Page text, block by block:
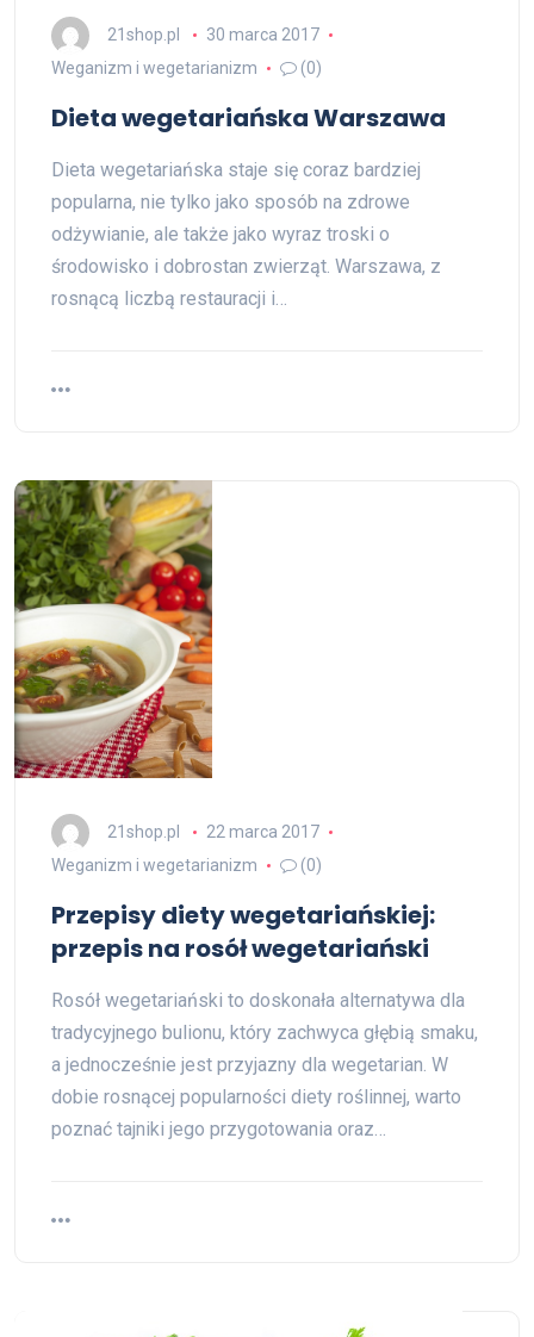
21shop.pl
30 marca 2017
Weganizm i wegetarianizm
(0)
Dieta wegetariańska Warszawa
Dieta wegetariańska staje się coraz bardziej
popularna, nie tylko jako sposób na zdrowe
odżywianie, ale także jako wyraz troski o
środowisko i dobrostan zwierząt. Warszawa, z
rosnącą liczbą restauracji i…
21shop.pl
22 marca 2017
Weganizm i wegetarianizm
(0)
Przepisy diety wegetariańskiej:
przepis na rosół wegetariański
Rosół wegetariański to doskonała alternatywa dla
tradycyjnego bulionu, który zachwyca głębią smaku,
a jednocześnie jest przyjazny dla wegetarian. W
dobie rosnącej popularności diety roślinnej, warto
poznać tajniki jego przygotowania oraz…